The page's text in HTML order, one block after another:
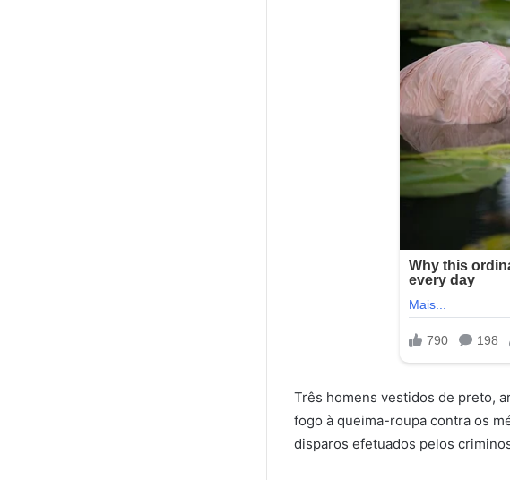
Três homens vestidos de preto,
fogo à queima-roupa contra os
disparos efetuados pelos